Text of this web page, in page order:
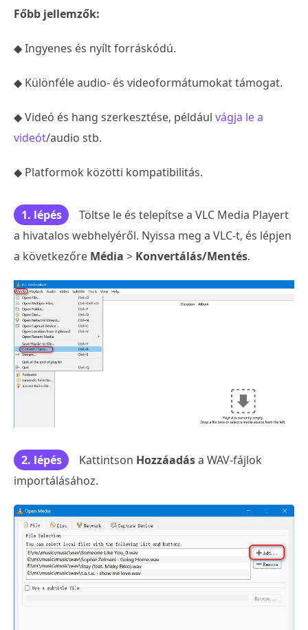
Főbb jellemzők:
◆ Ingyenes és nyílt forráskódú.
◆ Különféle audio- és videoformátumokat támogat.
◆ Videó és hang szerkesztése, például vágja le a
videót/audio stb.
◆ Platformok közötti kompatibilitás.
1. lépés
Töltse le és telepítse a VLC Media Playert
a hivatalos webhelyéről. Nyissa meg a VLC-t, és lépjen
a következőre Média > Konvertálás/Mentés.
2. lépés Kattintson Hozzáadása WAV-fájlok
importálásához.